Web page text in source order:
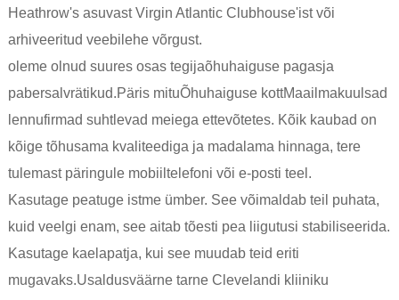
Heathrow's asuvast Virgin Atlantic Clubhouse'ist või
arhiveeritud veebilehe võrgust.
oleme olnud suures osas tegijaõhuhaiguse pagasja
pabersalvrätikud.Päris mituÕhuhaiguse kottMaailmakuulsad
lennufirmad suhtlevad meiega ettevõtetes. Kõik kaubad on
kõige tõhusama kvaliteediga ja madalama hinnaga, tere
tulemast päringule mobiiltelefoni või e-posti teel.
Kasutage peatuge istme ümber. See võimaldab teil puhata,
kuid veelgi enam, see aitab tõesti pea liigutusi stabiliseerida.
Kasutage kaelapatja, kui see muudab teid eriti
mugavaks.Usaldusväärne tarne Clevelandi kliiniku